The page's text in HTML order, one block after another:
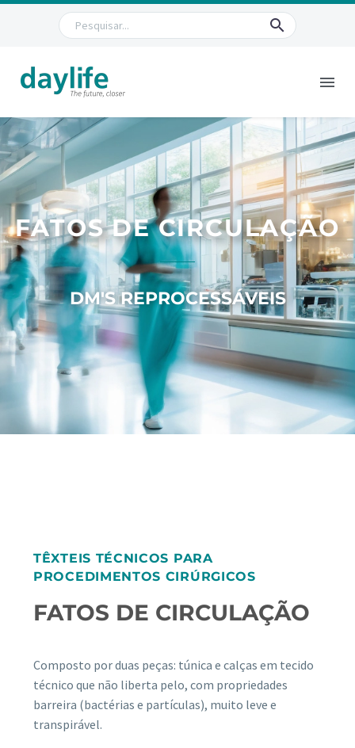
FATOS DE CIRCULAÇÃO
DM'S REPROCESSÁVEIS
TÊXTEIS TÉCNICOS PARA
PROCEDIMENTOS CIRÚRGICOS
FATOS DE CIRCULAÇÃO
Composto por duas peças: túnica e calças em tecido
técnico que não liberta pelo, com propriedades
barreira (bactérias e partículas), muito leve e
transpirável.